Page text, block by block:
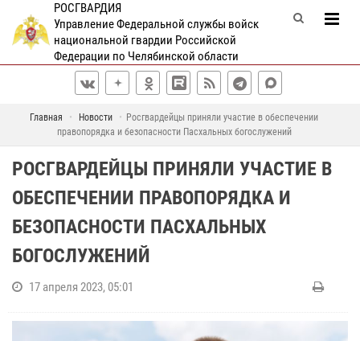
РОСГВАРДИЯ
Управление Федеральной службы войск
национальной гвардии Российской
Федерации по Челябинской области
Главная Новости
Росгвардейцы приняли участие в обеспечении
правопорядка и безопасности Пасхальных богослужений
РОСГВАРДЕЙЦЫ ПРИНЯЛИ УЧАСТИЕ В
ОБЕСПЕЧЕНИИ ПРАВОПОРЯДКА И
БЕЗОПАСНОСТИ ПАСХАЛЬНЫХ
БОГОСЛУЖЕНИЙ
17 апреля 2023, 05:01